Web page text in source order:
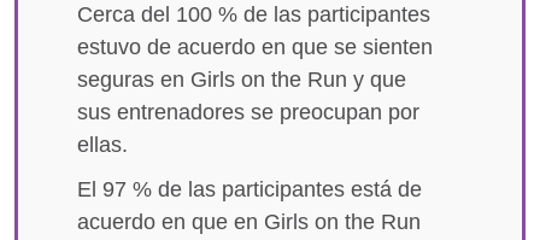
Cerca del 100 % de las participantes
estuvo de acuerdo en que se sienten
seguras en Girls on the Run y que
sus entrenadores se preocupan por
ellas.
El 97 % de las participantes está de
acuerdo en que en Girls on the Run